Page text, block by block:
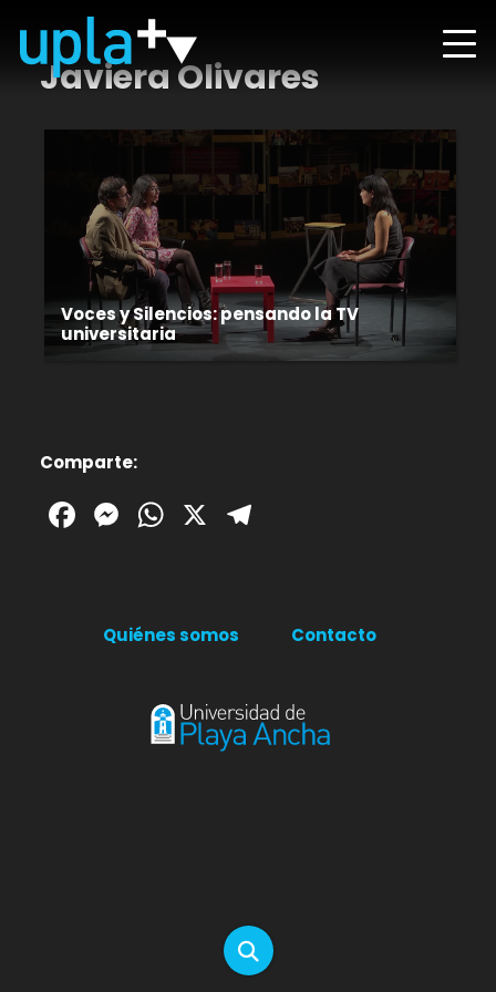
Javiera Olivares
Voces y Silencios: pensando la TV
universitaria
Comparte:
Facebook
Messenger
WhatsApp
X
Quiénes somos Contacto